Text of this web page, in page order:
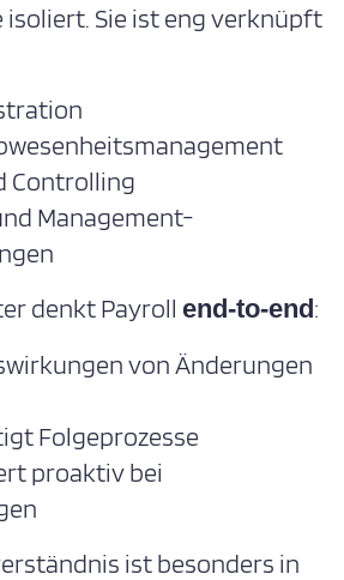
isoliert. Sie ist eng verknüpft
Controlling
Management-
denkt Payroll end-to-end:
von Änderungen
Folgeprozesse
proaktiv bei
ist besonders in